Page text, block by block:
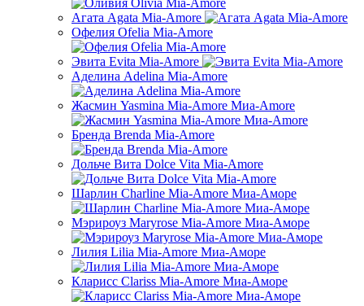
Агата Agata Mia-Amore
Офелия Ofelia Mia-Amore
Эвита Evita Mia-Amore
Аделина Adelina Mia-Amore
Жасмин Yasmina Mia-Amore Миа-Amore
Бренда Brenda Mia-Amore
Дольче Вита Dolce Vita Mia-Amore
Шарлин Charline Mia-Amore Миа-Аморе
Мэрироуз Maryrose Mia-Amore Миа-Аморе
Лилия Lilia Mia-Amore Миа-Аморе
Кларисс Clariss Mia-Amore Миа-Аморе